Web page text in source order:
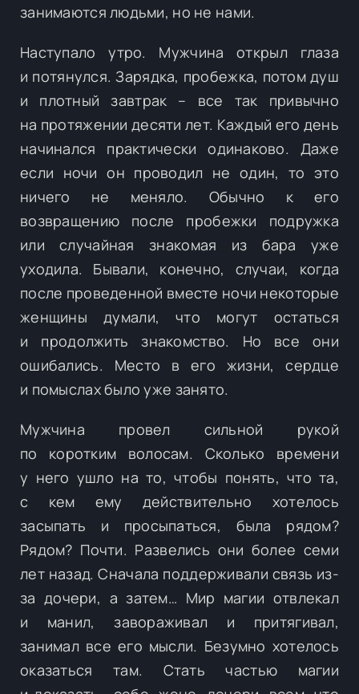
занимаются людьми, но не нами.
Наступало утро. Мужчина открыл глаза
и потянулся. Зарядка, пробежка, потом душ
и плотный завтрак – все так привычно
на протяжении десяти лет. Каждый его день
начинался практически одинаково. Даже
если ночи он проводил не один, то это
ничего не меняло. Обычно к его
возвращению после пробежки подружка
или случайная знакомая из бара уже
уходила. Бывали, конечно, случаи, когда
после проведенной вместе ночи некоторые
женщины думали, что могут остаться
и продолжить знакомство. Но все они
ошибались. Место в его жизни, сердце
и помыслах было уже занято.
Мужчина провел сильной рукой
по коротким волосам. Сколько времени
у него ушло на то, чтобы понять, что та,
с кем ему действительно хотелось
засыпать и просыпаться, была рядом?
Рядом? Почти. Развелись они более семи
лет назад. Сначала поддерживали связь из-
за дочери, а затем… Мир магии отвлекал
и манил, завораживал и притягивал,
занимал все его мысли. Безумно хотелось
оказаться там. Стать частью магии